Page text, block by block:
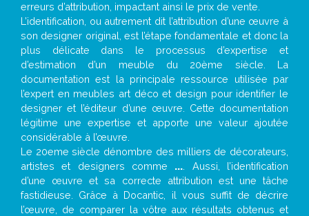
erreurs d’attribution, impactant ainsi le prix de vente.
L’identification, ou autrement dit l’attribution d’une œuvre à
son designer original, est l’étape fondamentale et donc la
plus délicate dans le processus d’expertise et
d’estimation d’un meuble du 20ème siècle. La
documentation est la principale ressource utilisée par
l’expert en meubles art déco et design pour identifier le
designer et l’éditeur d’une œuvre. Cette documentation
légitime une expertise et apporte une valeur ajoutée
considérable à l’œuvre.
Le 20eme siècle dénombre des milliers de décorateurs,
artistes et designers comme ... . Aussi, l’identification
d’une œuvre et sa correcte attribution est une tâche
fastidieuse. Grâce à Docantic, il vous suffit de décrire
l’œuvre, de comparer la vôtre aux résultats obtenus et